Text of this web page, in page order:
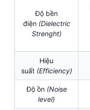
Độ bền
điện (Dielectric
Strenght)
Hiệu
suất (Efficiency)
Độ ồn (Noise
level)